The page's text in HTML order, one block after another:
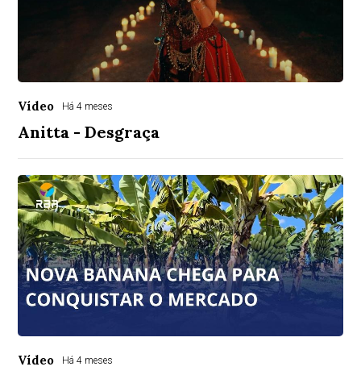
Vídeo Há 4 meses
Anitta - Desgraça
Vídeo Há 4 meses